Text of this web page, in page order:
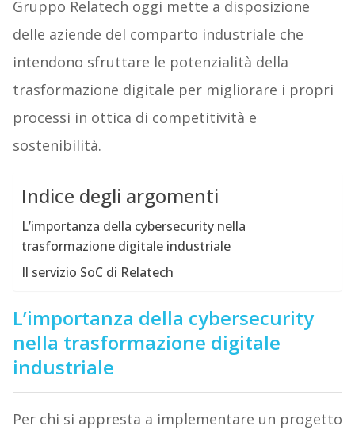
Gruppo Relatech oggi mette a disposizione
delle aziende del comparto industriale che
intendono sfruttare le potenzialità della
trasformazione digitale per migliorare i propri
processi in ottica di competitività e
sostenibilità.
Indice degli argomenti
L’importanza della cybersecurity nella
trasformazione digitale industriale
Il servizio SoC di Relatech
L’importanza della cybersecurity
nella trasformazione digitale
industriale
Per chi si appresta a implementare un progetto